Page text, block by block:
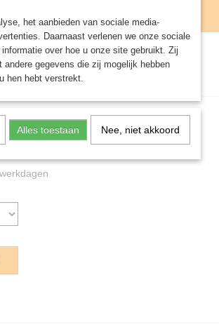
PLAYING GAMES AGENDA
Drybrush
het aanbieden van sociale media-
Daarnaast verlenen we onze sociale
over hoe u onze site gebruikt. Zij
gegevens die zij mogelijk hebben
hen hebt verstrekt.
Alles toestaan Nee, niet akkoord